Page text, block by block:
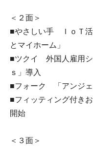
＜２面＞
■やさしい手 ＩｏＴ活
とマイホーム」
■ツクイ 外国人雇用シ
ｓ」導入
■フォーク 「アンジ
■フィッティング付き
開始
＜３面＞